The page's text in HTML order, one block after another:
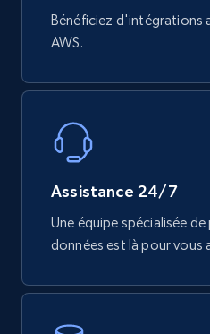
Bénéficiez d'intégrations
AWS.
Assistance 24/7
Une équipe spécialisée
données est là pour vous